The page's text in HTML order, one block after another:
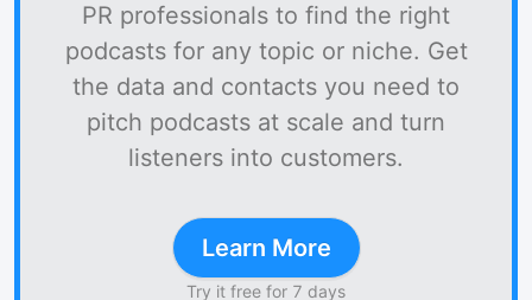
PR professionals to find the right
podcasts for any topic or niche. Get
the data and contacts you need to
pitch podcasts at scale and turn
listeners into customers.
Learn More
Try it free for 7 days